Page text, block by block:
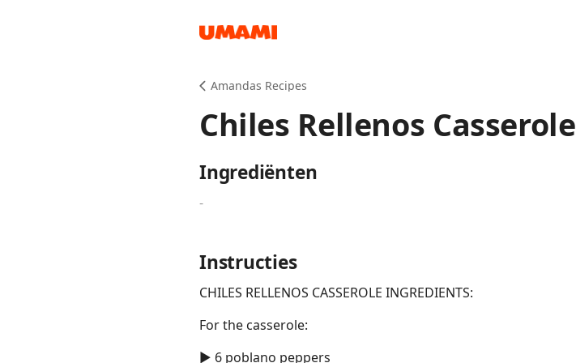
Amandas Recipes
Chiles Rellenos Casserole
Ingrediënten
-
Instructies
CHILES RELLENOS CASSEROLE INGREDIENTS:
For the casserole:
► 6 poblano peppers